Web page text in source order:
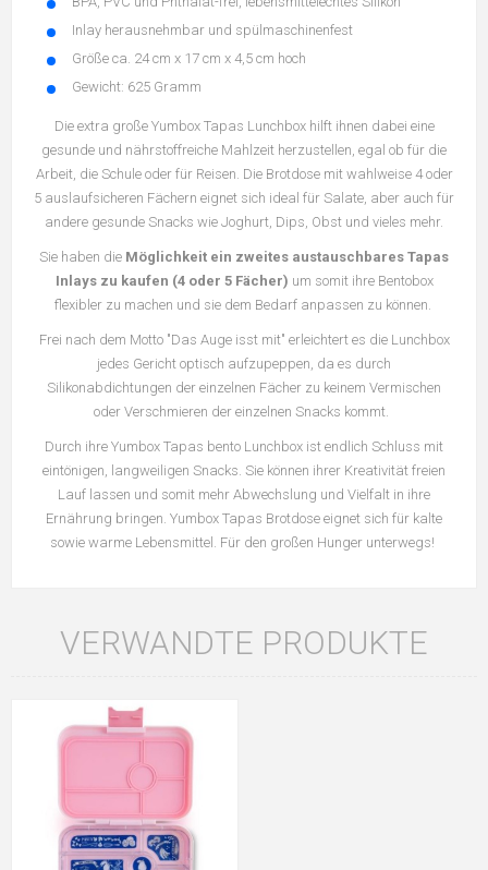
Inlay herausnehmbar und spülmaschinenfest
Größe ca. 24 cm x 17 cm x 4,5 cm hoch
Gewicht: 625 Gramm
Die extra große Yumbox Tapas Lunchbox hilft ihnen dabei eine
gesunde und nährstoffreiche Mahlzeit herzustellen, egal ob für die
Arbeit, die Schule oder für Reisen. Die Brotdose mit wahlweise 4 oder
5 auslaufsicheren Fächern eignet sich ideal für Salate, aber auch für
andere gesunde Snacks wie Joghurt, Dips, Obst und vieles mehr.
Sie haben die Möglichkeit ein zweites austauschbares Tapas
Inlays zu kaufen (4 oder 5 Fächer) um somit ihre Bentobox
flexibler zu machen und sie dem Bedarf anpassen zu können.
Frei nach dem Motto "Das Auge isst mit" erleichtert es die Lunchbox
jedes Gericht optisch aufzupeppen, da es durch
Silikonabdichtungen der einzelnen Fächer zu keinem Vermischen
oder Verschmieren der einzelnen Snacks kommt.
Durch ihre Yumbox Tapas bento Lunchbox ist endlich Schluss mit
eintönigen, langweiligen Snacks. Sie können ihrer Kreativität freien
Lauf lassen und somit mehr Abwechslung und Vielfalt in ihre
Ernährung bringen. Yumbox Tapas Brotdose eignet sich für kalte
sowie warme Lebensmittel. Für den großen Hunger unterwegs!
VERWANDTE PRODUKTE